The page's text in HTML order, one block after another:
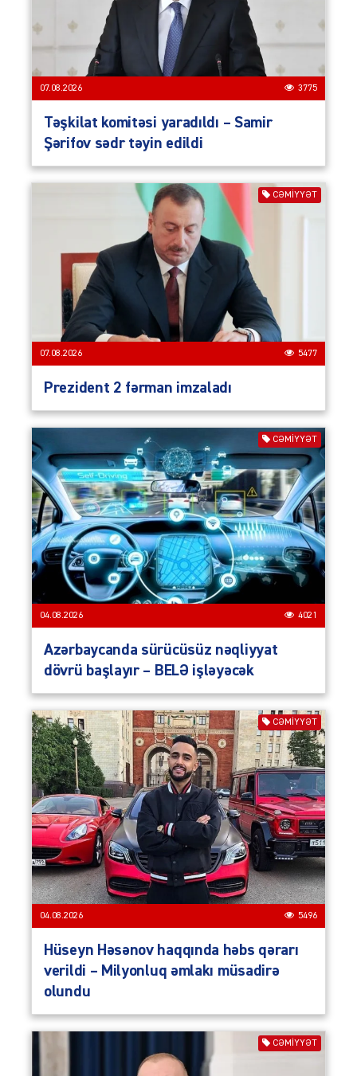
07.08.2026 3775
Təşkilat komitəsi yaradıldı – Samir
Şərifov sədr təyin edildi
CƏMIYYƏT
07.08.2026 5477
Prezident 2 fərman imzaladı
CƏMIYYƏT
04.08.2026 4021
Azərbaycanda sürücüsüz nəqliyyat
dövrü başlayır – BELƏ işləyəcək
CƏMIYYƏT
04.08.2026 5496
Hüseyn Həsənov haqqında həbs qərarı
verildi – Milyonluq əmlakı müsadirə
olundu
CƏMIYYƏT